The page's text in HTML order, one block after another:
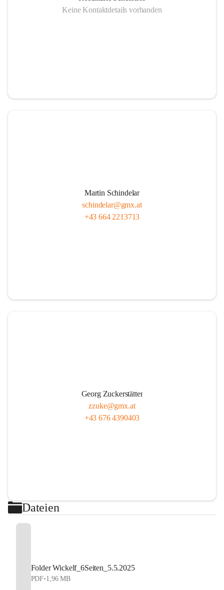
Keine Kontaktdetails vorhanden
Martin Schindelar
schindelar@gmx.at
+43 664 2213713
Georg Zuckerstätter
zzuke@gmx.at
+43 676 4390403
Dateien
Folder Wickelf_6Seiten_5.5.2025
PDF•1,96 MB